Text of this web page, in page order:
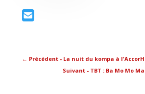
← Précédent - La nuit du kompa à
Suivant - TBT : Ba Mo Mo